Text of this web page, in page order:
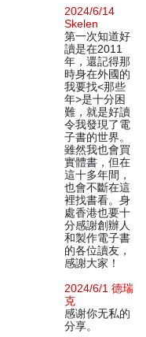
2024/6/14
Skelen
第一次知道好
讀是在2011
年，還記得那
時身在外國的
我要找<那些
年>是十分困
難，就是好讀
令我發現了電
子書的世界。
雖然我也會買
實體書，但在
這十多年間，
也會不斷在這
裡找書看。身
處香港也要十
分感謝創辦人
和製作電子書
的各位讀友，
感謝大家！
2024/6/1 德瑞
克
感谢你无私的
分享。